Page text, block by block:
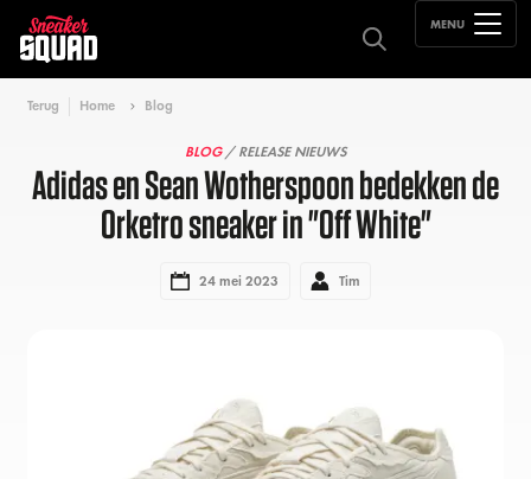
MENU
Terug Home Blog
BLOG/ RELEASE NIEUWS
Adidas en Sean Wotherspoon bedekken de
Orketro sneaker in "Off White"
24 mei 2023 Tim